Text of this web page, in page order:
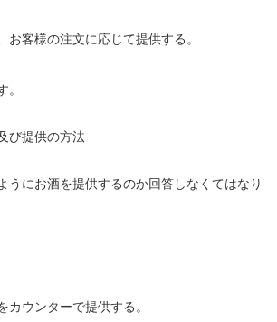
お客様の注文に応じて提供する。
。
び提供の方法
うにお酒を提供するのか回答しなくてはなり
カウンターで提供する。